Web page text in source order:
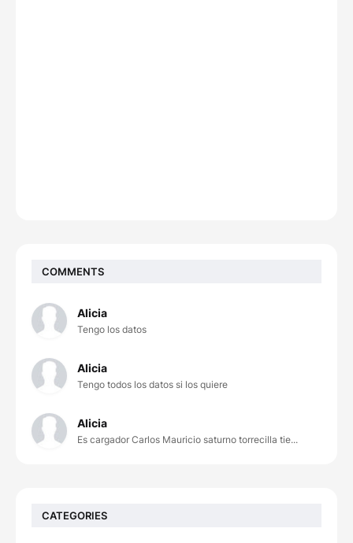
COMMENTS
Alicia
Tengo los datos
Alicia
Tengo todos los datos si los quiere
Alicia
Es cargador Carlos Mauricio saturno torrecilla tie...
CATEGORIES